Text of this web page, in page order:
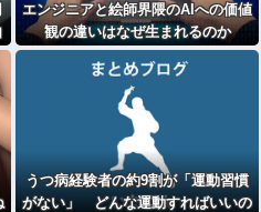
エンジニアと絵師界隈のAIへの価値
観の違いはなぜ生まれるのか
うつ病経験者の約9割が「運動習慣
がない」 どんな運動すればいいの